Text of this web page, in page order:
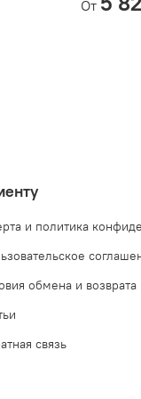
От
и политика
обмена и возврата
связь